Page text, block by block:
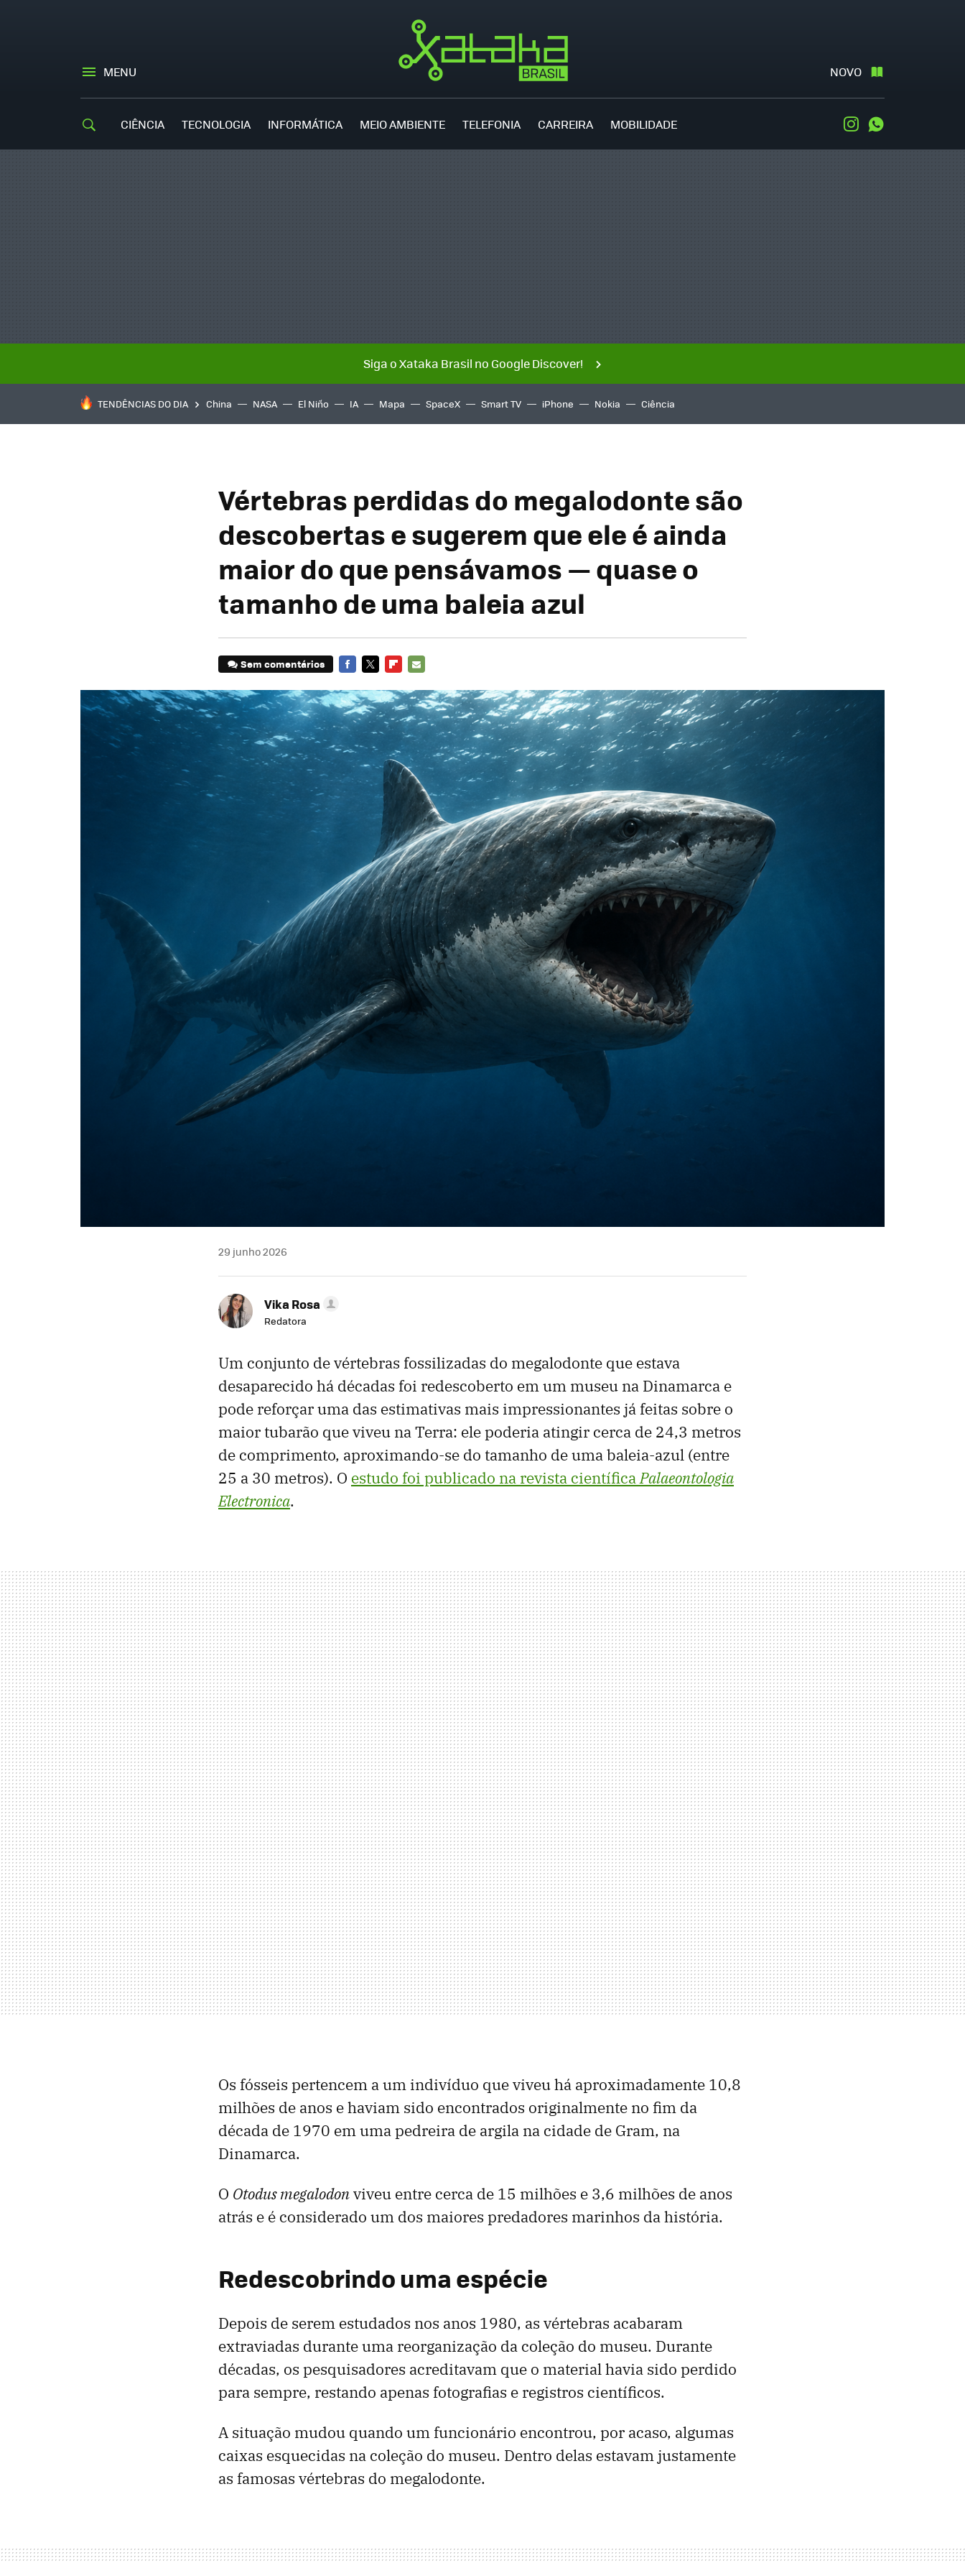
MENU NOVO
CIÊNCIA TECNOLOGIA INFORMÁTICA MEIO AMBIENTE TELEFONIA CARREIRA MOBILIDADE Instagram
Siga o Xataka Brasil no Google Discover!
TENDÊNCIAS DO DIA China NASA El Niño IA Mapa SpaceX Smart TV iPhone Nokia Ciência
Vértebras perdidas do megalodonte são
descobertas e sugerem que ele é ainda
maior do que pensávamos — quase o
tamanho de uma baleia azul
Sem comentários
MAIL
29 junho 2026
Vika Rosa
Redatora
Um conjunto de vértebras fossilizadas do megalodonte que estava
desaparecido há décadas foi redescoberto em um museu na Dinamarca e
pode reforçar uma das estimativas mais impressionantes já feitas sobre o
maior tubarão que viveu na Terra: ele poderia atingir cerca de 24,3 metros
de comprimento, aproximando-se do tamanho de uma baleia-azul (entre
25 a 30 metros). O estudo foi publicado na revista científicaPalaeontologia
Electronica.
Os fósseis pertencem a um indivíduo que viveu há aproximadamente 10,8
milhões de anos e haviam sido encontrados originalmente no fim da
década de 1970 em uma pedreira de argila na cidade de Gram, na
Dinamarca.
O Otodus megalodonviveu entre cerca de 15 milhões e 3,6 milhões de anos
atrás e é considerado um dos maiores predadores marinhos da história.
Redescobrindo uma espécie
Depois de serem estudados nos anos 1980, as vértebras acabaram
extraviadas durante uma reorganização da coleção do museu. Durante
décadas, os pesquisadores acreditavam que o material havia sido perdido
para sempre, restando apenas fotografias e registros científicos.
A situação mudou quando um funcionário encontrou, por acaso, algumas
caixas esquecidas na coleção do museu. Dentro delas estavam justamente
as famosas vértebras do megalodonte.